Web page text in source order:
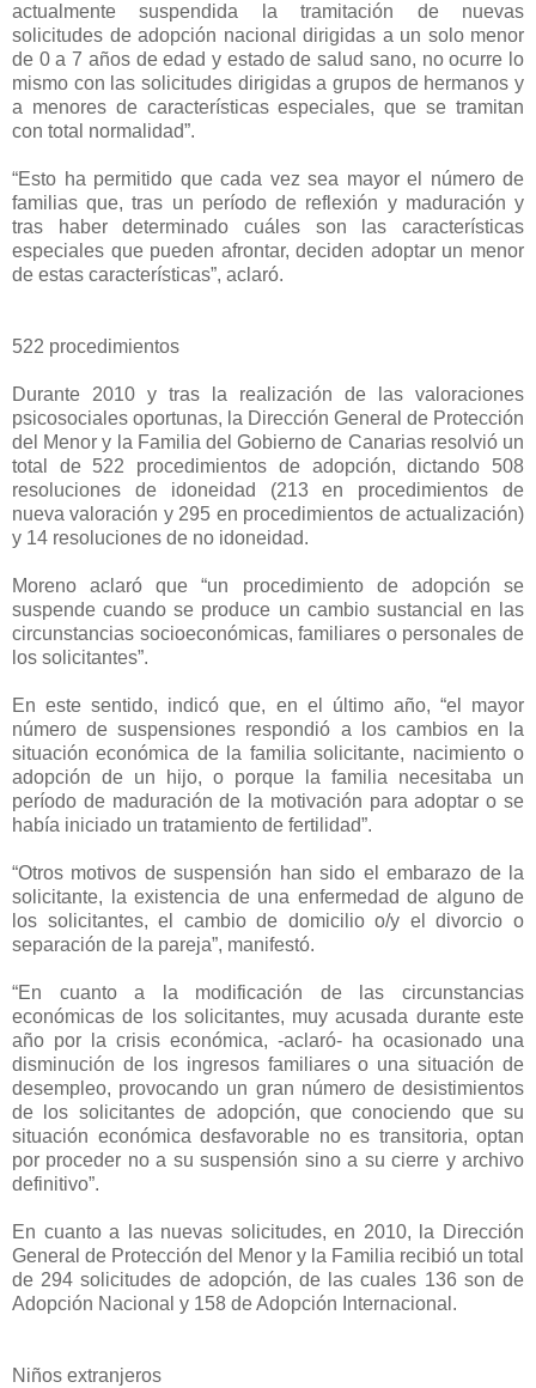
actualmente suspendida la tramitación de nuevas
solicitudes de adopción nacional dirigidas a un solo menor
de 0 a 7 años de edad y estado de salud sano, no ocurre lo
mismo con las solicitudes dirigidas a grupos de hermanos y
a menores de características especiales, que se tramitan
con total normalidad”.
“Esto ha permitido que cada vez sea mayor el número de
familias que, tras un período de reflexión y maduración y
tras haber determinado cuáles son las características
especiales que pueden afrontar, deciden adoptar un menor
de estas características”, aclaró.
522 procedimientos
Durante 2010 y tras la realización de las valoraciones
psicosociales oportunas, la Dirección General de Protección
del Menor y la Familia del Gobierno de Canarias resolvió un
total de 522 procedimientos de adopción, dictando 508
resoluciones de idoneidad (213 en procedimientos de
nueva valoración y 295 en procedimientos de actualización)
y 14 resoluciones de no idoneidad.
Moreno aclaró que “un procedimiento de adopción se
suspende cuando se produce un cambio sustancial en las
circunstancias socioeconómicas, familiares o personales de
los solicitantes”.
En este sentido, indicó que, en el último año, “el mayor
número de suspensiones respondió a los cambios en la
situación económica de la familia solicitante, nacimiento o
adopción de un hijo, o porque la familia necesitaba un
período de maduración de la motivación para adoptar o se
había iniciado un tratamiento de fertilidad”.
“Otros motivos de suspensión han sido el embarazo de la
solicitante, la existencia de una enfermedad de alguno de
los solicitantes, el cambio de domicilio o/y el divorcio o
separación de la pareja”, manifestó.
“En cuanto a la modificación de las circunstancias
económicas de los solicitantes, muy acusada durante este
año por la crisis económica, -aclaró- ha ocasionado una
disminución de los ingresos familiares o una situación de
desempleo, provocando un gran número de desistimientos
de los solicitantes de adopción, que conociendo que su
situación económica desfavorable no es transitoria, optan
por proceder no a su suspensión sino a su cierre y archivo
definitivo”.
En cuanto a las nuevas solicitudes, en 2010, la Dirección
General de Protección del Menor y la Familia recibió un total
de 294 solicitudes de adopción, de las cuales 136 son de
Adopción Nacional y 158 de Adopción Internacional.
Niños extranjeros